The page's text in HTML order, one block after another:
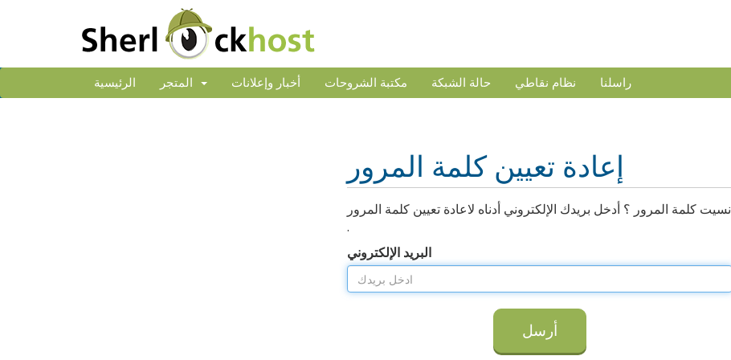
الرئيسية أخبار وإعلانات مكتبة الشروحات حالة الشبكة نظام نقاطي راسلنا
إعادة تعيين كلمة المرور
نسيت كلمة المرور ؟ أدخل بريدك الإلكتروني أدناه لاعادة تعيين كلمة المرور
.
البريد الإلكتروني
أرسل